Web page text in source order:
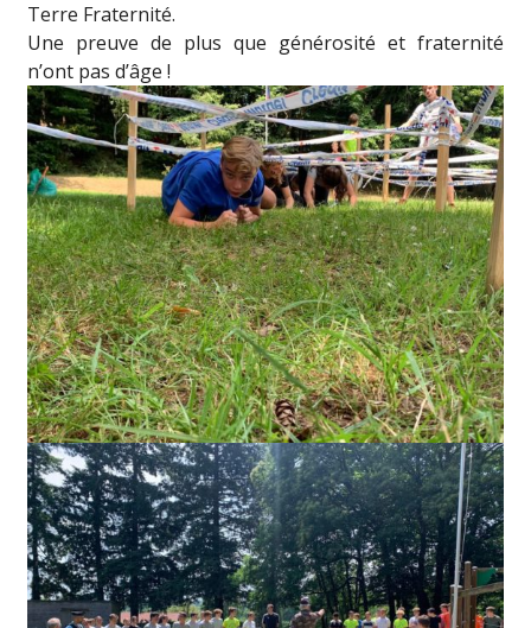
Terre Fraternité.
Une preuve de plus que générosité et fraternité
n’ont pas d’âge !